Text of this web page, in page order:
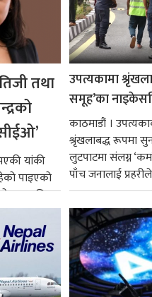
तथा
यांकी
पाइएको
अञ्चलाधिश
उपत्यकामा
समूह’का
काठमाडौं ।
श्रृंखलाबद्ध रूपमा
लुटपाटमा संलग्न
पाँच जनालाई